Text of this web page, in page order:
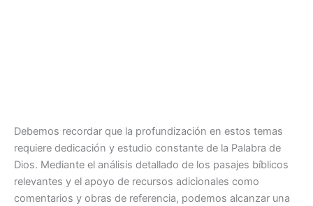
Debemos recordar que la profundización en estos temas
requiere dedicación y estudio constante de la Palabra de
Dios. Mediante el análisis detallado de los pasajes bíblicos
relevantes y el apoyo de recursos adicionales como
comentarios y obras de referencia, podemos alcanzar una